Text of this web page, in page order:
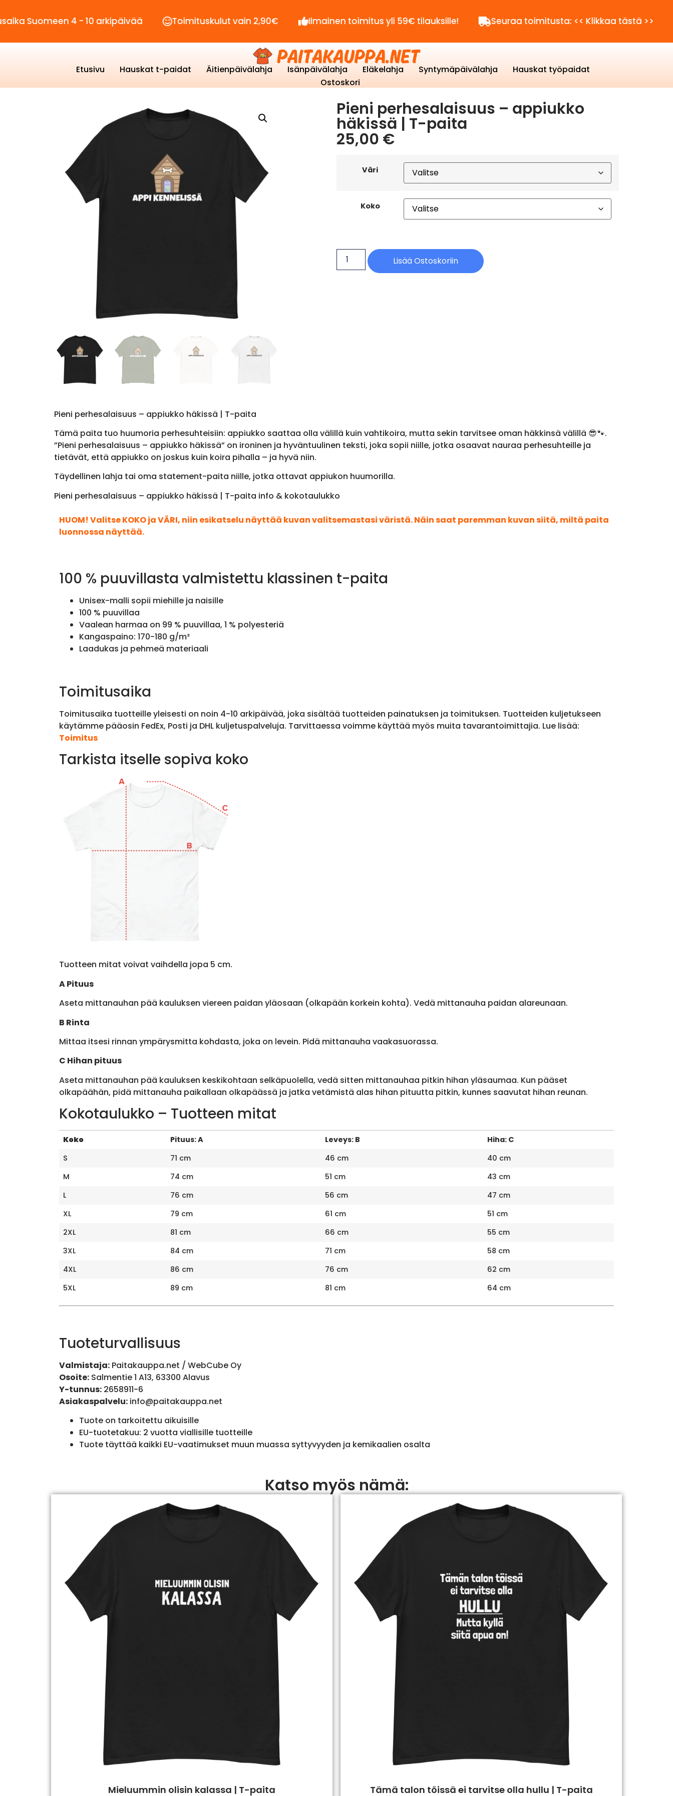
4 - 10 arkipäivää Toimituskulut vain 2,90€ Ilmainen toimitus yli 59€ tilauksille! Seuraa toimitusta: << Klikkaa tästä >>
Etusivu Hauskat t-paidat Äitienpäivälahja Isänpäivälahja Eläkelahja Syntymäpäivälahja
Hauskat työpaidat
Ostoskori
Pieni perhesalaisuus – appiukko
häkissä | T-paita
25,00 €
Väri
Koko
Lisää Ostoskoriin
Pieni perhesalaisuus – appiukko häkissä | T-paita
Tämä paita tuo huumoria perhesuhteisiin: appiukko saattaa olla välillä kuin vahtikoira, mutta sekin tarvitsee oman häkkinsä välillä 😎🐾.
”Pieni perhesalaisuus – appiukko häkissä” on ironinen ja hyväntuulinen teksti, joka sopii niille, jotka osaavat nauraa perhesuhteille ja
tietävät, että appiukko on joskus kuin koira pihalla – ja hyvä niin.
Täydellinen lahja tai oma statement-paita niille, jotka ottavat appiukon huumorilla.
Pieni perhesalaisuus – appiukko häkissä | T-paita info & kokotaulukko
HUOM! Valitse KOKO ja VÄRI, niin esikatselu näyttää kuvan valitsemastasi väristä. Näin saat paremman kuvan siitä, miltä paita
luonnossa näyttää.
100 % puuvillasta valmistettu klassinen t-paita
Unisex-malli sopii miehille ja naisille
100 % puuvillaa
Vaalean harmaa on 99 % puuvillaa, 1 % polyesteriä
Kangaspaino: 170-180 g/m²
Laadukas ja pehmeä materiaali
Toimitusaika
Toimitusaika tuotteille yleisesti on noin 4-10 arkipäivää, joka sisältää tuotteiden painatuksen ja toimituksen. Tuotteiden kuljetukseen
käytämme pääosin FedEx, Posti ja DHL kuljetuspalveluja. Tarvittaessa voimme käyttää myös muita tavarantoimittajia. Lue lisää:
Toimitus
Tarkista itselle sopiva koko
Tuotteen mitat voivat vaihdella jopa 5 cm.
A Pituus
Aseta mittanauhan pää kauluksen viereen paidan yläosaan (olkapään korkein kohta). Vedä mittanauha paidan alareunaan.
B Rinta
Mittaa itsesi rinnan ympärysmitta kohdasta, joka on levein. Pidä mittanauha vaakasuorassa.
C Hihan pituus
Aseta mittanauhan pää kauluksen keskikohtaan selkäpuolella, vedä sitten mittanauhaa pitkin hihan yläsaumaa. Kun pääset
olkapäähän, pidä mittanauha paikallaan olkapäässä ja jatka vetämistä alas hihan pituutta pitkin, kunnes saavutat hihan reunan.
Kokotaulukko – Tuotteen mitat
Koko Pituus: A Leveys: B
Hiha: C
S
71 cm 46 cm
40 cm
M
74 cm 51 cm
43 cm
L
76 cm 56 cm
47 cm
XL
79 cm 61 cm
51 cm
2XL
81 cm 66 cm
55 cm
3XL
84 cm 71 cm
58 cm
4XL
86 cm 76 cm
62 cm
5XL
89 cm 81 cm 64 cm
Tuoteturvallisuus
Valmistaja:Paitakauppa.net / WebCube Oy
Osoite:Salmentie 1 A13, 63300 Alavus
Y-tunnus:2658911-6
Asiakaspalvelu: info@paitakauppa.net
Tuote on tarkoitettu aikuisille
EU-tuotetakuu: 2 vuotta viallisille tuotteille
Tuote täyttää kaikki EU-vaatimukset muun muassa syttyvyyden ja kemikaalien osalta
Katso myös nämä:
Mieluummin olisin kalassa | T-paita Tämä talon töissä ei tarvitse olla hullu | T-paita